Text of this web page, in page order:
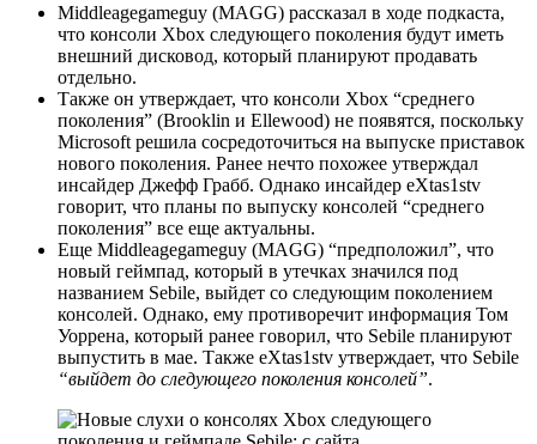
Middleagegameguy (MAGG) рассказал в ходе подкаста,
что консоли Xbox следующего поколения будут иметь
внешний дисковод, который планируют продавать
отдельно.
Также он утверждает, что консоли Xbox “среднего
поколения” (Brooklin и Ellewood) не появятся, поскольку
Microsoft решила сосредоточиться на выпуске приставок
нового поколения. Ранее нечто похожее утверждал
инсайдер Джефф Грабб. Однако инсайдер eXtas1stv
говорит, что планы по выпуску консолей “среднего
поколения” все еще актуальны.
Еще Middleagegameguy (MAGG) “предположил”, что
новый геймпад, который в утечках значился под
названием Sebile, выйдет со следующим поколением
консолей. Однако, ему противоречит информация Том
Уоррена, который ранее говорил, что Sebile планируют
выпустить в мае. Также eXtas1stv утверждает, что Sebile
“выйдет до следующего поколения консолей”.